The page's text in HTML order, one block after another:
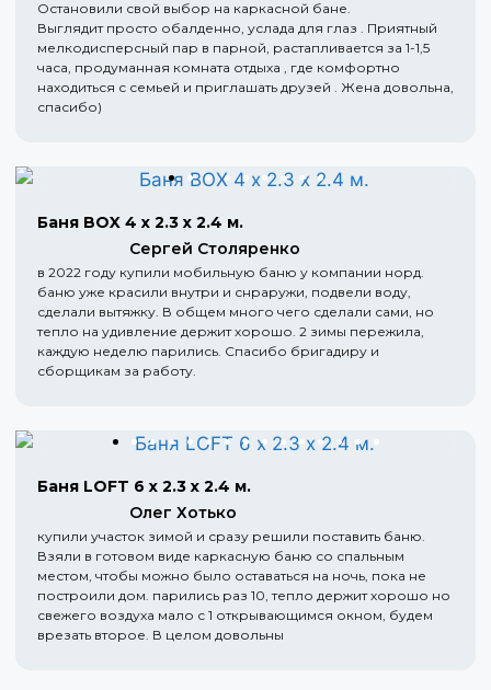
Остановили свой выбор на каркасной бане.
Выглядит просто обалденно, услада для глаз . Приятный
мелкодисперсный пар в парной, растапливается за 1-1,5
часа, продуманная комната отдыха , где комфортно
находиться с семьей и приглашать друзей . Жена довольна,
спасибо)
Баня BOX 4 х 2.3 х 2.4 м.
Сергей Столяренко
в 2022 году купили мобильную баню у компании норд.
баню уже красили внутри и снраружи, подвели воду,
сделали вытяжку. В общем много чего сделали сами, но
тепло на удивление держит хорошо. 2 зимы пережила,
каждую неделю парились. Спасибо бригадиру и
сборщикам за работу.
Баня LOFT 6 х 2.3 х 2.4 м.
Олег Хотько
купили участок зимой и сразу решили поставить баню.
Взяли в готовом виде каркасную баню со спальным
местом, чтобы можно было оставаться на ночь, пока не
построили дом. парились раз 10, тепло держит хорошо но
свежего воздуха мало с 1 открывающимся окном, будем
врезать второе. В целом довольны